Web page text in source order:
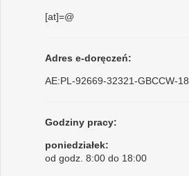
[at]=@
Adres e-doręczeń:
AE:PL-92669-32321-GBCCW-18
Godziny pracy:
poniedziałek:
od godz. 8:00 do 18:00